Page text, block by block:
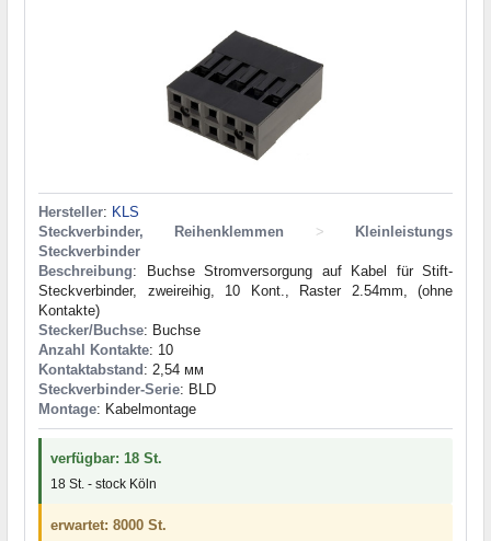
Hersteller: KLS
Steckverbinder, Reihenklemmen
>
Kleinleistungs
Steckverbinder
Beschreibung: Buchse Stromversorgung auf Kabel für Stift-
Steckverbinder, zweireihig, 10 Kont., Raster 2.54mm, (ohne
Kontakte)
Stecker/Buchse: Buchse
Anzahl Kontakte: 10
Kontaktabstand : 2,54 мм
Steckverbinder-Serie: BLD
Montage: Kabelmontage
verfügbar: 18 St.
18 St. - stock Köln
erwartet: 8000 St.